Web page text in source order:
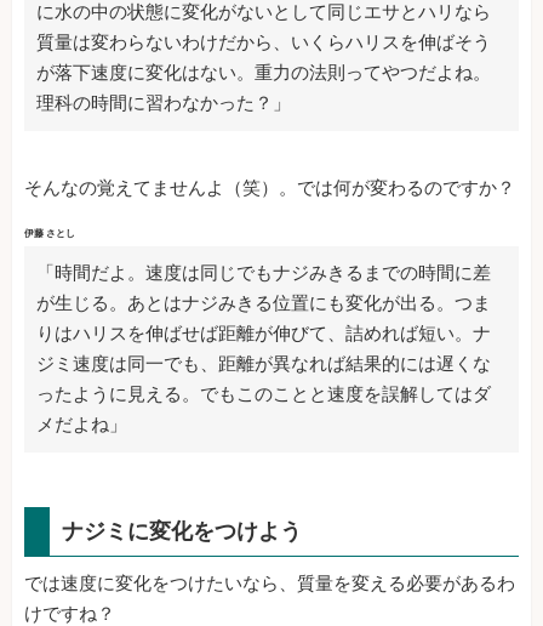
に水の中の状態に変化がないとして同じエサとハリなら
質量は変わらないわけだから、いくらハリスを伸ばそう
が落下速度に変化はない。重力の法則ってやつだよね。
理科の時間に習わなかった？」
そんなの覚えてませんよ（笑）。では何が変わるのですか？
伊藤 さとし
「時間だよ。速度は同じでもナジみきるまでの時間に差
が生じる。あとはナジみきる位置にも変化が出る。つま
りはハリスを伸ばせば距離が伸びて、詰めれば短い。ナ
ジミ速度は同一でも、距離が異なれば結果的には遅くな
ったように見える。でもこのことと速度を誤解してはダ
メだよね」
ナジミに変化をつけよう
では速度に変化をつけたいなら、質量を変える必要があるわ
けですね？